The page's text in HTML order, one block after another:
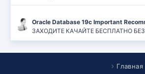
Oracle Database 19c Important
ЗАХОДИТЕ КАЧАЙТЕ БЕСПЛАТНО БЕЗ
Главная